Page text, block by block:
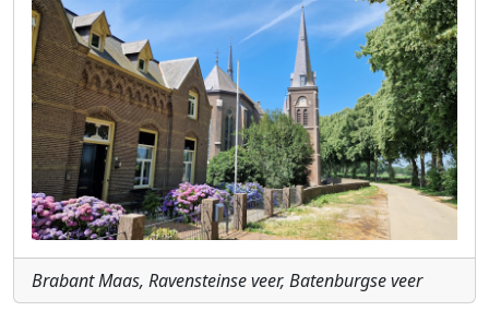
Brabant Maas, Ravensteinse veer, Batenburgse veer